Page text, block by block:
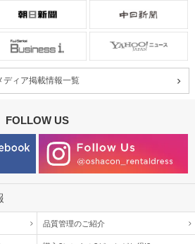
ディア掲載情報一覧
FOLLOW US
品質管理のご紹介